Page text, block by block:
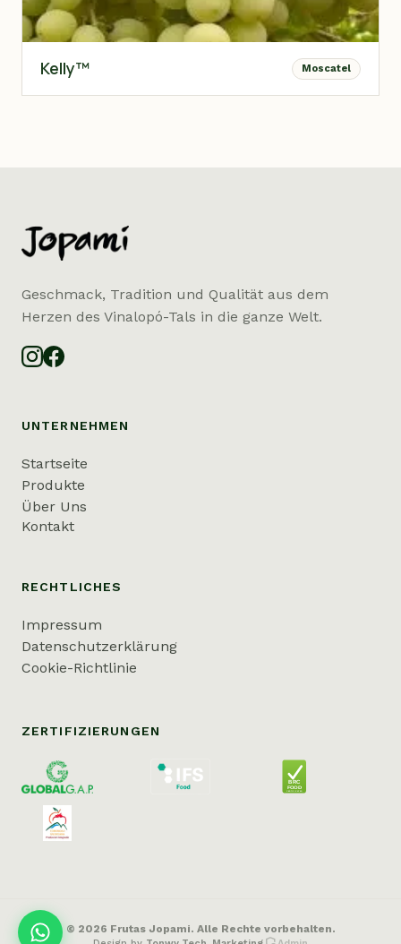
Kelly™ Moscatel
Geschmack, Tradition und Qualität aus dem
Herzen des Vinalopó-Tals in die ganze Welt.
UNTERNEHMEN
Startseite
Produkte
Über Uns
Kontakt
RECHTLICHES
Impressum
Datenschutzerklärung
Cookie-Richtlinie
ZERTIFIZIERUNGEN
© 2026 Frutas Jopami. Alle Rechte vorbehalten.